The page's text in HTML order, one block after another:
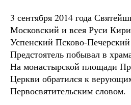
3 сентября 2014 года
Московский и всея Руси
Успенский Псково-
Предстоятель побывал в
На монастырской площади
Церкви обратился к
Первосвятительским словом.